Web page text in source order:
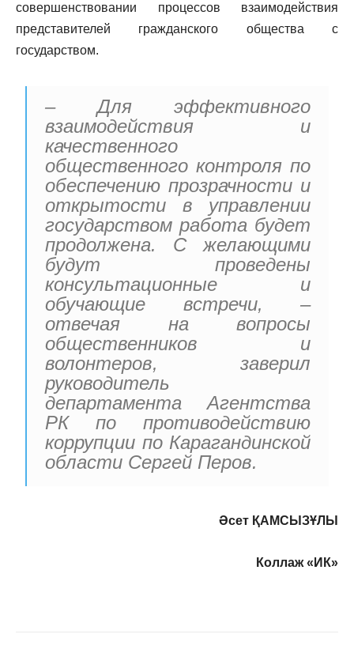
совершенствовании процессов взаимодействия
представителей гражданского общества с
государством.
– Для эффективного
взаимодействия и
качественного
общественного контроля по
обеспечению прозрачности и
открытости в управлении
государством работа будет
продолжена. С желающими
будут проведены
консультационные и
обучающие встречи, –
отвечая на вопросы
общественников и
волонтеров, заверил
руководитель
департамента Агентства
РК по противодействию
коррупции по Карагандинской
области Сергей Перов.
Әсет ҚАМСЫЗҰЛЫ
Коллаж «ИК»